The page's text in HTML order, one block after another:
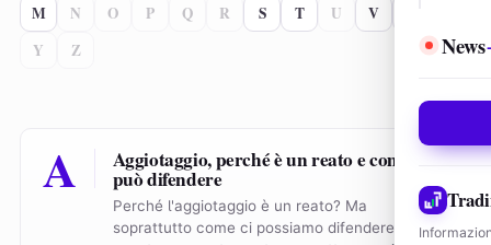
News
M
N O P Q R S T U V
Y
Z
A Aggiotaggio, perché è un reato e come ci si
può difendere
Perché l'aggiotaggio è un reato? Ma
soprattutto come ci possiamo difendere da